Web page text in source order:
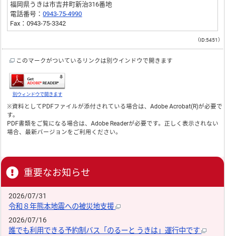
福岡県うきは市吉井町新治316番地
電話番号：0943-75-4990
Fax：0943-75-3342
（ID:5451）
このマークがついているリンクは別ウインドウで開きます
別ウィンドウで開きます
※資料としてPDFファイルが添付されている場合は、Adobe Acrobat(R)が必要で
す。
PDF書類をご覧になる場合は、Adobe Readerが必要です。正しく表示されない
場合、最新バージョンをご利用ください。
重要なお知らせ
2026/07/31
令和８年熊本地震への被災地支援
2026/07/16
誰でも利用できる予約制バス「のるーと うきは」運行中です